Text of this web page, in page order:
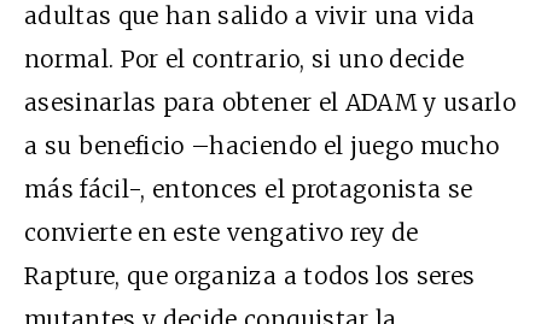
adultas que han salido a vivir una vida
normal. Por el contrario, si uno decide
asesinarlas para obtener el ADAM y usarlo
a su beneficio –haciendo el juego mucho
más fácil-, entonces el protagonista se
convierte en este vengativo rey de
Rapture, que organiza a todos los seres